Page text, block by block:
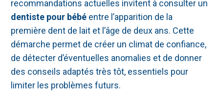
recommandations actuelles invitent à consulter un
dentiste pour bébé entre l’apparition de la
première dent de lait et l’âge de deux ans. Cette
démarche permet de créer un climat de confiance,
de détecter d’éventuelles anomalies et de donner
des conseils adaptés très tôt, essentiels pour
limiter les problèmes futurs.